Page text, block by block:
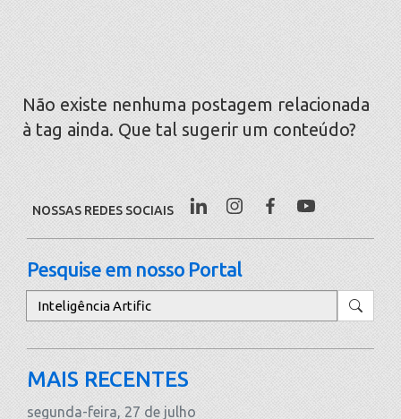
Não existe nenhuma postagem relacionada
à tag ainda. Que tal sugerir um conteúdo?
NOSSAS REDES SOCIAIS
Pesquise em nosso Portal
Pesquisar
MAIS RECENTES
segunda-feira, 27 de julho